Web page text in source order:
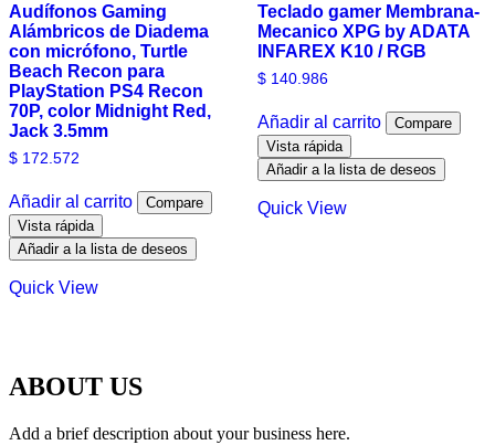
Audífonos Gaming
Alámbricos de Diadema
con micrófono, Turtle
Beach Recon para
PlayStation PS4 Recon
70P, color Midnight Red,
Jack 3.5mm
$ 172.572
Añadir al carrito
Compare
Vista rápida
Añadir a la lista de deseos
Quick View
Teclado gamer Membrana-
Mecanico XPG by ADATA
INFAREX K10 / RGB
$140.986
Añadir al carrito
Compare
Vista rápida
Añadir a la lista de deseos
Quick View
ABOUT US
Add a brief description about your business here.